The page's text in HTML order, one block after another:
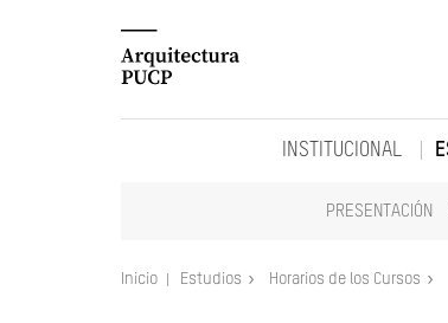
INSTITUCIONAL
PRESENTACIÓN
Inicio Estudios Horarios de los Cursos